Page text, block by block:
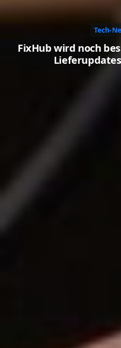
Tech-
FixHub wird noch